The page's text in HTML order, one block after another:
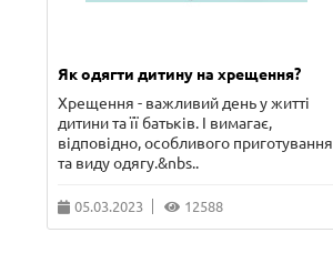
Як одягти дитину на хрещення?
Хрещення - важливий день у житті
дитини та її батьків. І вимагає,
відповідно, особливого приготування
та виду одягу.&nbs..
05.03.2023 12588